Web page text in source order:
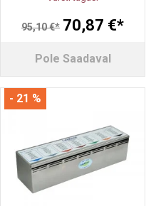
95,10 €* 70,87 €*
Pole Saadaval
- 21 %